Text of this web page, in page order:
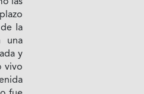
Ia
una
y
vivo